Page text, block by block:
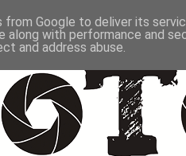
Google to deliver its
along with performance and
and address abuse.